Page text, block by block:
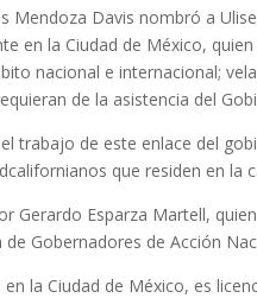
Mendoza Davis nombró a
en la Ciudad de México,
nacional e internacional;
de la asistencia del
trabajo de este enlace del
que residen en la
Gerardo Esparza Martell,
Gobernadores de Acción
la Ciudad de México, es